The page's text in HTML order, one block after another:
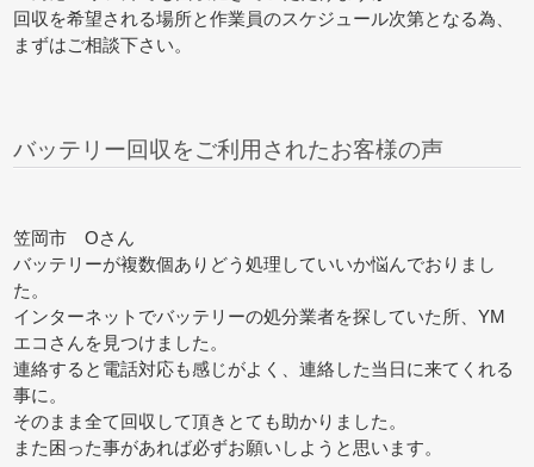
回収を希望される場所と作業員のスケジュール次第となる為、
まずはご相談下さい。
バッテリー回収をご利用されたお客様の声
笠岡市 Oさん
バッテリーが複数個ありどう処理していいか悩んでおりまし
た。
インターネットでバッテリーの処分業者を探していた所、YM
エコさんを見つけました。
連絡すると電話対応も感じがよく、連絡した当日に来てくれる
事に。
そのまま全て回収して頂きとても助かりました。
また困った事があれば必ずお願いしようと思います。